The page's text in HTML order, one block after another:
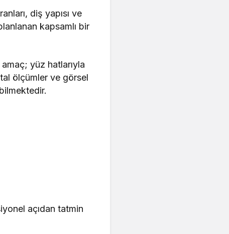
diş yapısı ve
kapsamlı bir
yüz hatlarıyla
ölçümler ve görsel
açıdan tatmin